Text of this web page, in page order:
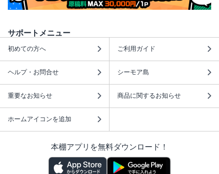
サポートメニュー
初めての方へ ご利用ガイド
ヘルプ・お問合せ シーモア島
重要なお知らせ 商品に関するお知らせ
ホームアイコンを追加
本棚アプリを無料ダウンロード！